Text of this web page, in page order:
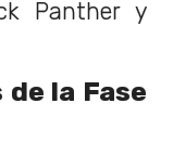
Panther y
la Fase